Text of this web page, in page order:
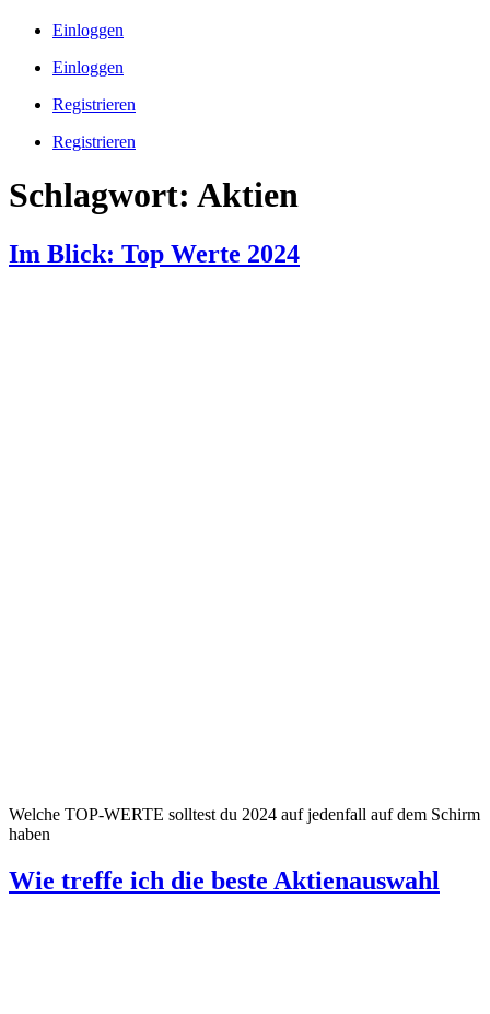
Einloggen
Einloggen
Registrieren
Registrieren
Schlagwort: Aktien
Im Blick: Top Werte 2024
Welche TOP-WERTE solltest du 2024 auf jedenfall auf dem Schirm
haben
Wie treffe ich die beste Aktienauswahl